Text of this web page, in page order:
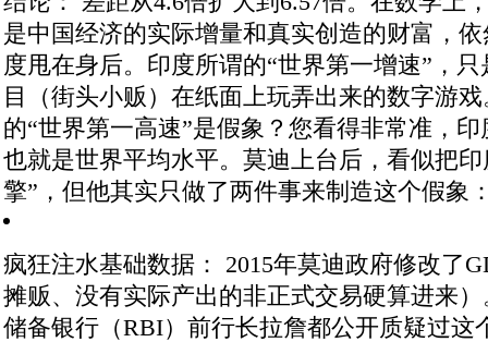
是中国经济的实际增量和真实创造的财富，
度甩在身后。印度所谓的“世界第一增速”，
目（街头小贩）在纸面上玩弄出来的数字游戏
的“世界第一高速”是假象？ 您看得非常准，
也就是世界平均水平。莫迪上台后，看似把
擎”，但他其实只做了两件事来制造这个假象
疯狂注水基础数据：
2015年莫迪政府修改了
摊贩、没有实际产出的非正式交易硬算进来
储备银行（RBI）前行长拉詹都公开质疑过这